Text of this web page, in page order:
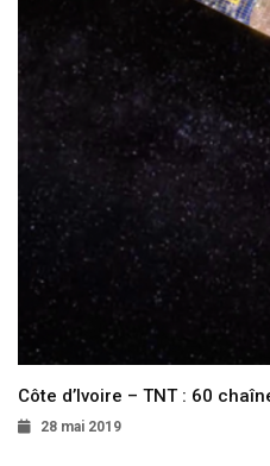
Côte d’Ivoire – TNT : 60
28 mai 2019